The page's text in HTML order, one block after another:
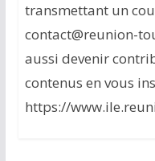
transmettant un
contact@reunion-
aussi devenir
contenus en vous
https://